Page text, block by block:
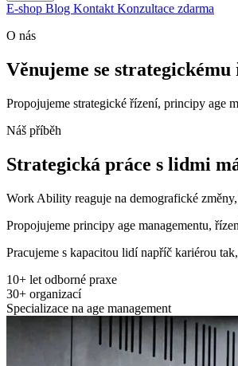
E-shop Blog Kontakt Konzultace zdarma
O nás
Věnujeme se
Propojujeme strategické řízení, principy age
Náš příběh
Strategická práce s lidmi
Work Ability reaguje na demografické
Propojujeme principy age managementu,
Pracujeme s kapacitou lidí napříč kariérou
10+ let odborné praxe
30+ organizací
Specializace na age management